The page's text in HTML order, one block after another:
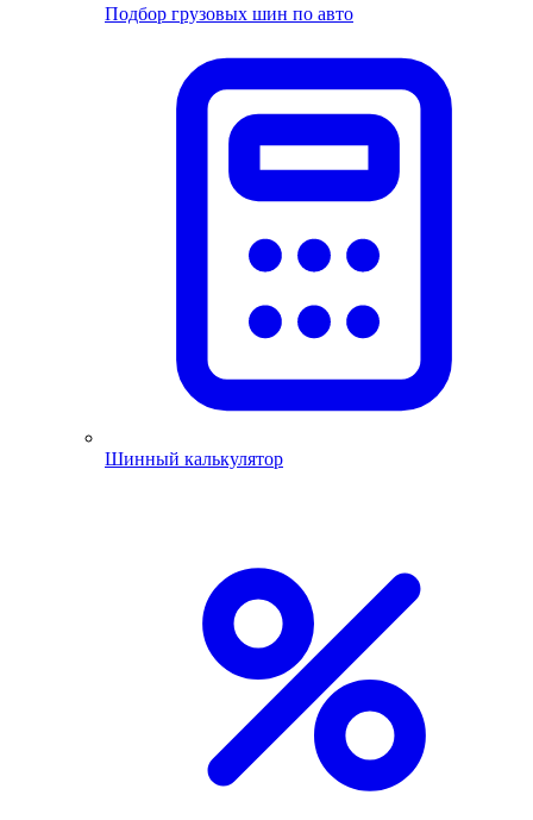
Подбор грузовых шин по авто
Шинный калькулятор